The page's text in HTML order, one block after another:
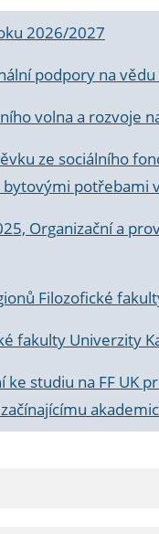
2026/2027
podpory na
volna a rozvoje
ze sociálního
potřebami
Organizační a
Filozofické
fakulty Univerzity
studiu na FF UK